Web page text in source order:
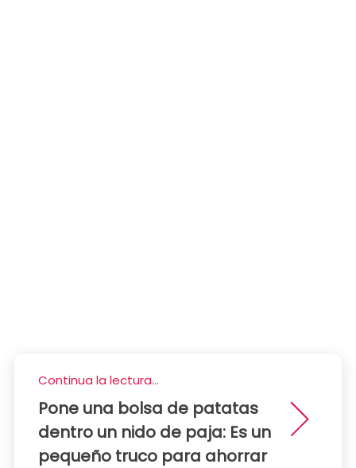
Continua la lectura...
Pone una bolsa de patatas
dentro un nido de paja: Es un
pequeño truco para ahorrar